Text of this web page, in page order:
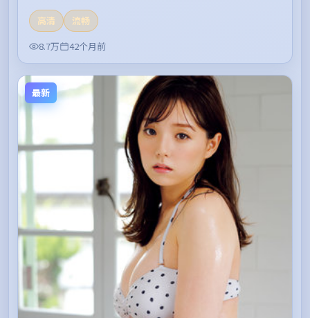
高清
流畅
8.7万
42个月前
最新